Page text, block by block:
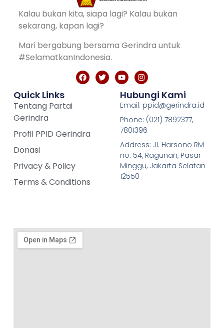
Kalau bukan kita, siapa lagi? Kalau bukan
sekarang, kapan lagi?
Mari bergabung bersama Gerindra untuk
#SelamatkanIndonesia.
Quick Links
Tentang Partai
Gerindra
Profil PPID Gerindra
Donasi
Privacy & Policy
Terms & Conditions
Hubungi Kami
Email: ppid@gerindra.id
Phone: (021) 7892377,
7801396
Address: Jl. Harsono RM
no. 54, Ragunan, Pasar
Minggu, Jakarta Selatan
12550